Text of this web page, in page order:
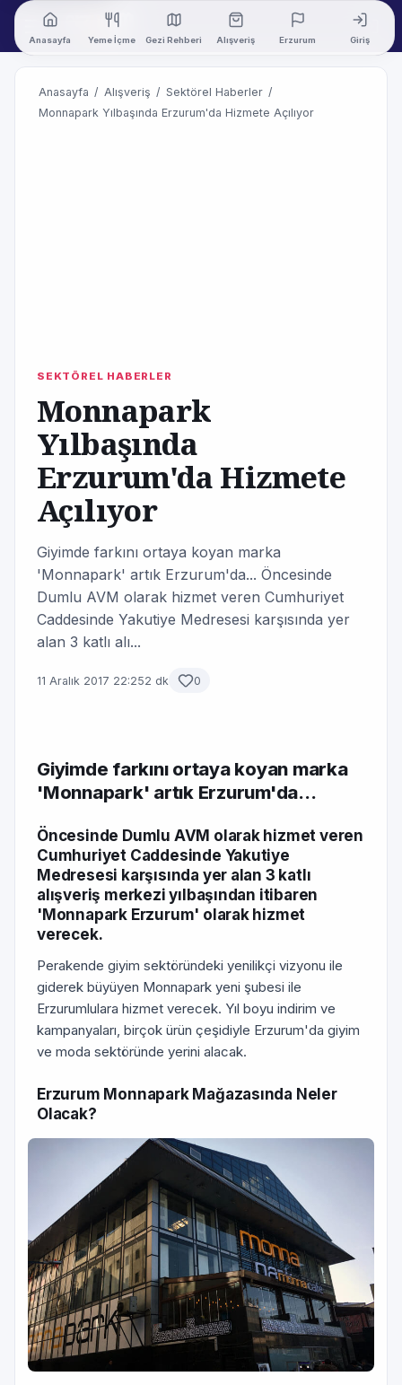
Anasayfa Yeme İçme Gezi Rehberi Alışveriş Erzurum Giriş
Anasayfa / Alışveriş / Sektörel Haberler /
Monnapark Yılbaşında Erzurum'da Hizmete Açılıyor
SEKTÖREL HABERLER
Monnapark
Yılbaşında
Erzurum'da Hizmete
Açılıyor
Giyimde farkını ortaya koyan marka
'Monnapark' artık Erzurum'da... Öncesinde
Dumlu AVM olarak hizmet veren Cumhuriyet
Caddesinde Yakutiye Medresesi karşısında yer
alan 3 katlı alı...
11 Aralık 2017 22:252 dk 0
Giyimde farkını ortaya koyan marka
'Monnapark' artık Erzurum'da...
Öncesinde Dumlu AVM olarak hizmet veren
Cumhuriyet Caddesinde Yakutiye
Medresesi karşısında yer alan 3 katlı
alışveriş merkezi yılbaşından itibaren
'Monnapark Erzurum' olarak hizmet
verecek.
Perakende giyim sektöründeki yenilikçi vizyonu ile
giderek büyüyen Monnapark yeni şubesi ile
Erzurumlulara hizmet verecek. Yıl boyu indirim ve
kampanyaları, birçok ürün çeşidiyle Erzurum'da giyim
ve moda sektöründe yerini alacak.
Erzurum Monnapark Mağazasında Neler
Olacak?